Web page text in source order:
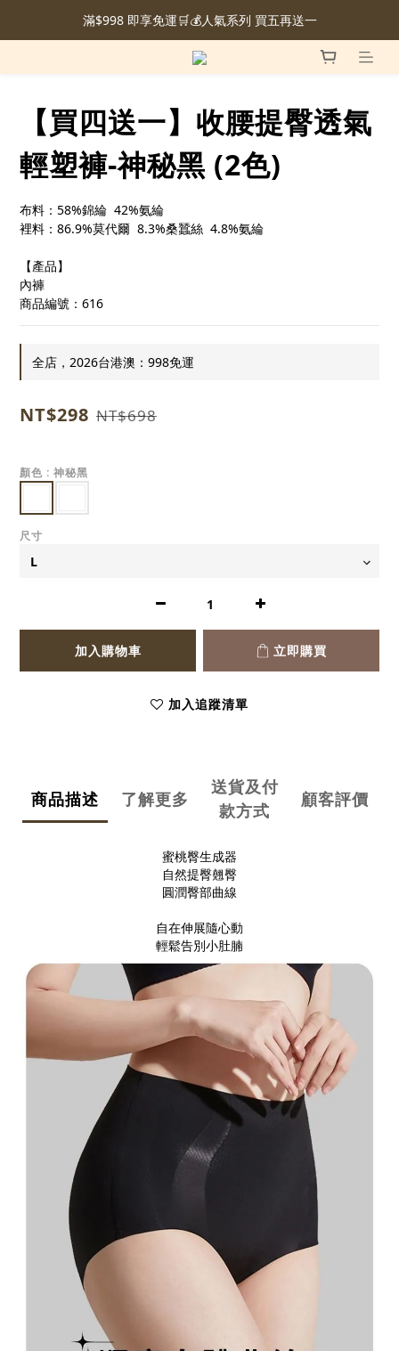
滿$998 即享免運🛒💰人氣系列 買五再送一
【買四送一】收腰提臀透氣
輕塑褲-神秘黑 (2色)
布料：58%錦綸  42%氨綸
裡料：86.9%莫代爾  8.3%桑蠶絲  4.8%氨綸
【產品】
內褲
商品編號：616
全店，2026台港澳：998免運
NT$298 NT$698
顏色 : 神秘黑
尺寸
加入購物車 立即購買
加入追蹤清單
商品描述 了解更多
送貨及付
款方式
顧客評價
蜜桃臀生成器
自然提臀翹臀
圓潤臀部曲線
自在伸展隨心動
輕鬆告別小肚腩